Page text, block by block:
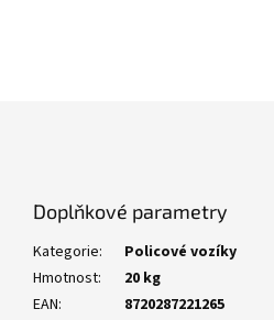
Doplňkové parametry
Kategorie:
Policové vozíky
Hmotnost:
20 kg
EAN: 8720287221265